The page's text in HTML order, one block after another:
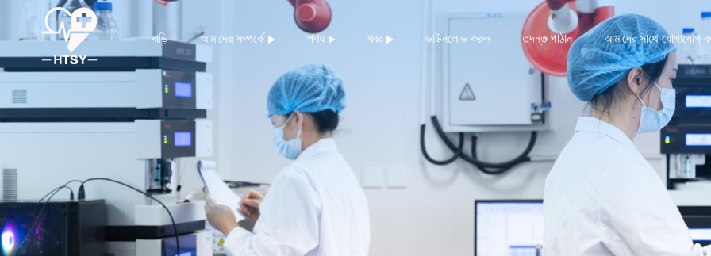
বাড়ি আমাদের সম্পর্কে পণ্য খবর ডাউনলোড করুন তদন্ত পাঠান আমাদের সাথে যোগাযোগ